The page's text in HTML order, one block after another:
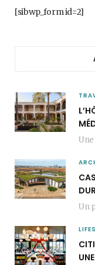
[sibwp_form id=2]